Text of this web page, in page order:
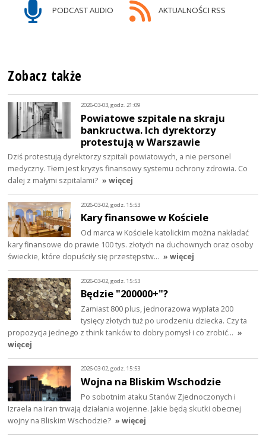
PODCAST AUDIO AKTUALNOŚCI RSS
Zobacz także
2026-03-03, godz. 21:09
Powiatowe szpitale na skraju
bankructwa. Ich dyrektorzy
protestują w Warszawie
Dziś protestują dyrektorzy szpitali powiatowych, a nie personel
medyczny. Tłem jest kryzys finansowy systemu ochrony zdrowia. Co
dalej z małymi szpitalami? » więcej
2026-03-02, godz. 15:53
Kary finansowe w Kościele
Od marca w Kościele katolickim można nakładać
kary finansowe do prawie 100 tys. złotych na duchownych oraz osoby
świeckie, które dopuściły się przestępstw… » więcej
2026-03-02, godz. 15:53
Będzie "200000+"?
Zamiast 800 plus, jednorazowa wypłata 200
tysięcy złotych tuż po urodzeniu dziecka. Czy ta
propozycja jednego z think tanków to dobry pomysł i co zrobić… »
więcej
2026-03-02, godz. 15:53
Wojna na Bliskim Wschodzie
Po sobotnim ataku Stanów Zjednoczonych i
Izraela na Iran trwają działania wojenne. Jakie będą skutki obecnej
wojny na Bliskim Wschodzie? » więcej